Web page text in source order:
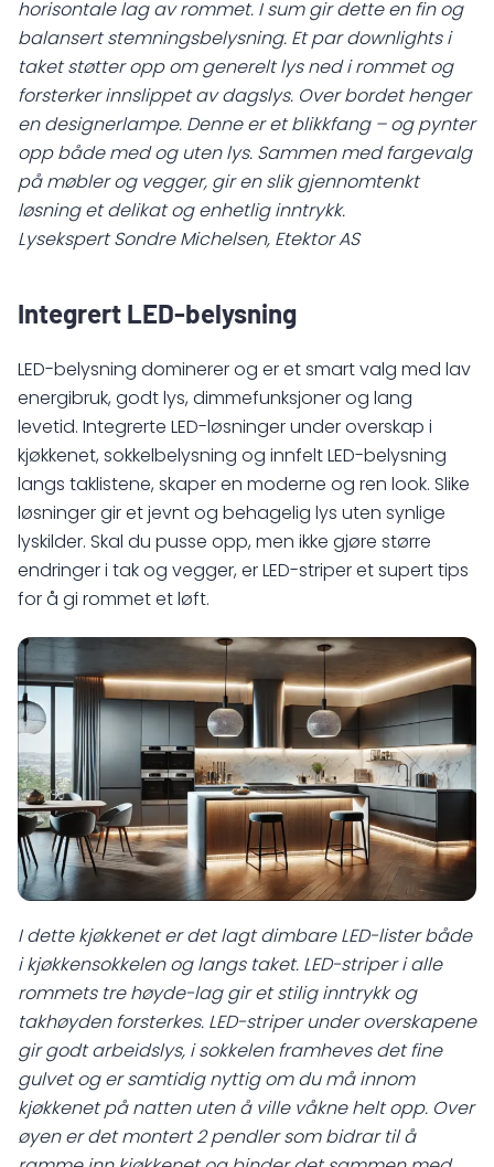
horisontale lag av rommet. I sum gir dette en fin og
balansert stemningsbelysning. Et par downlights i
taket støtter opp om generelt lys ned i rommet og
forsterker innslippet av dagslys. Over bordet henger
en designerlampe. Denne er et blikkfang – og pynter
opp både med og uten lys. Sammen med fargevalg
på møbler og vegger, gir en slik gjennomtenkt
løsning et delikat og enhetlig inntrykk.
Lysekspert Sondre Michelsen, Etektor AS
Integrert LED-belysning
LED-belysning dominerer og er et smart valg med lav
energibruk, godt lys, dimmefunksjoner og lang
levetid. Integrerte LED-løsninger under overskap i
kjøkkenet, sokkelbelysning og innfelt LED-belysning
langs taklistene, skaper en moderne og ren look. Slike
løsninger gir et jevnt og behagelig lys uten synlige
lyskilder. Skal du pusse opp, men ikke gjøre større
endringer i tak og vegger, er LED-striper et supert tips
for å gi rommet et løft.
I dette kjøkkenet er det lagt dimbare LED-lister både
i kjøkkensokkelen og langs taket. LED-striper i alle
rommets tre høyde-lag gir et stilig inntrykk og
takhøyden forsterkes. LED-striper under overskapene
gir godt arbeidslys, i sokkelen framheves det fine
gulvet og er samtidig nyttig om du må innom
kjøkkenet på natten uten å ville våkne helt opp. Over
øyen er det montert 2 pendler som bidrar til å